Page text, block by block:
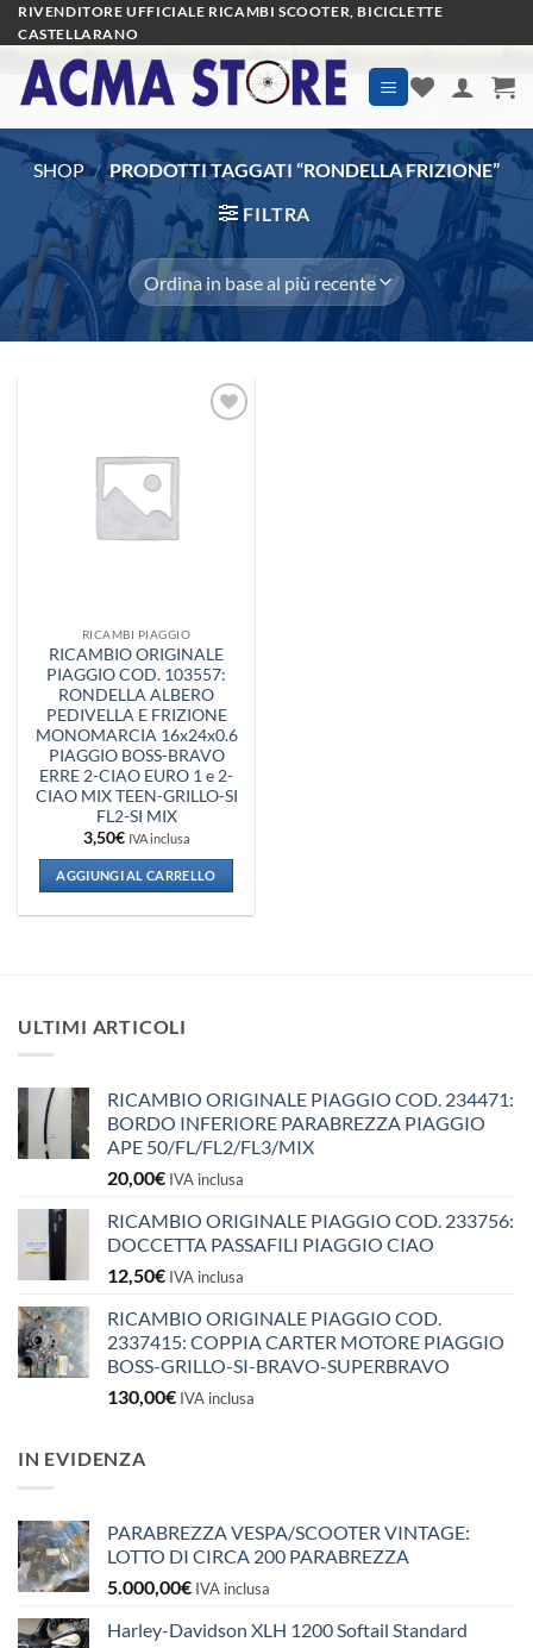
Salta
ai
contenuti
RIVENDITORE UFFICIALE RICAMBI SCOOTER, BICICLETTE
CASTELLARANO
SHOP / PRODOTTI TAGGATI “RONDELLA FRIZIONE”
FILTRA
RICAMBI PIAGGIO
RICAMBIO ORIGINALE
PIAGGIO COD. 103557:
RONDELLA ALBERO
PEDIVELLA E FRIZIONE
MONOMARCIA 16x24x0.6
PIAGGIO BOSS-BRAVO
ERRE 2-CIAO EURO 1 e 2-
CIAO MIX TEEN-GRILLO-SI
FL2-SI MIX
3,50€ IVA inclusa
AGGIUNGI AL CARRELLO
ULTIMI ARTICOLI
RICAMBIO ORIGINALE PIAGGIO COD. 234471:
BORDO INFERIORE PARABREZZA PIAGGIO
APE 50/FL/FL2/FL3/MIX
20,00€ IVA inclusa
RICAMBIO ORIGINALE PIAGGIO COD. 233756:
DOCCETTA PASSAFILI PIAGGIO CIAO
12,50€ IVA inclusa
RICAMBIO ORIGINALE PIAGGIO COD.
2337415: COPPIA CARTER MOTORE PIAGGIO
BOSS-GRILLO-SI-BRAVO-SUPERBRAVO
130,00€ IVA inclusa
IN EVIDENZA
PARABREZZA VESPA/SCOOTER VINTAGE:
LOTTO DI CIRCA 200 PARABREZZA
5.000,00€ IVA inclusa
Harley-Davidson XLH 1200 Softail Standard